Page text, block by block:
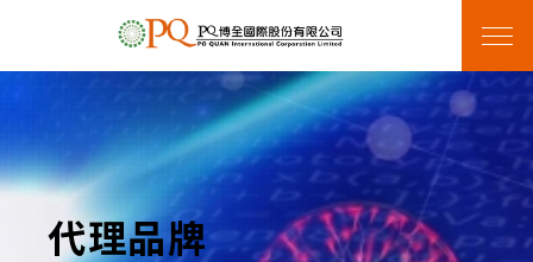
代理品牌